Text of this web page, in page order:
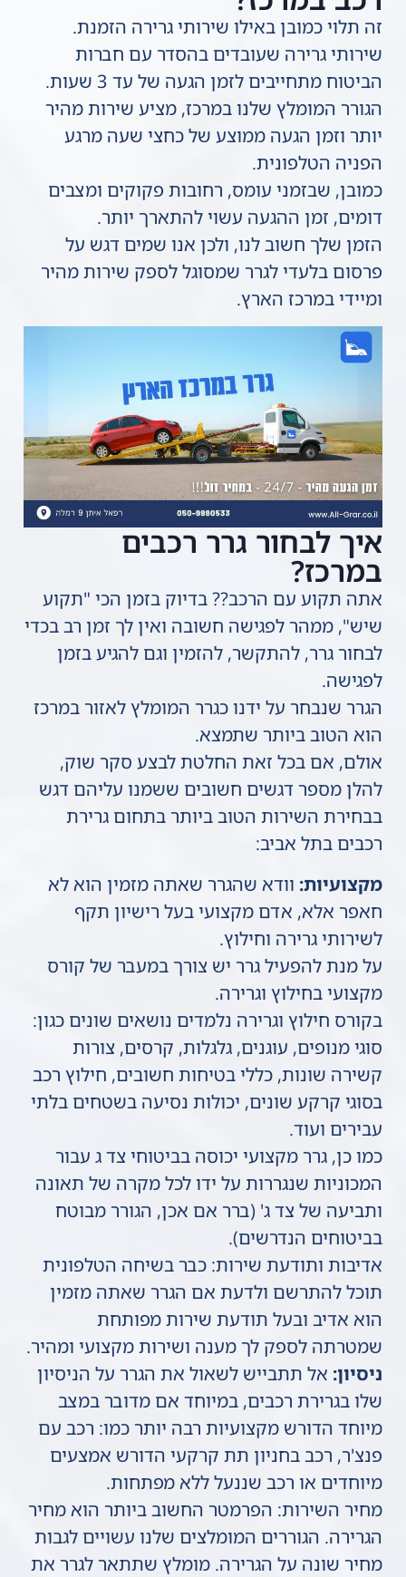
זה תלוי כמובן באילו שירותי גרירה הזמנת.
שירותי גרירה שעובדים בהסדר עם חברות
הביטוח מתחייבים לזמן הגעה של עד 3 שעות.
הגורר המומלץ שלנו במרכז, מציע שירות מהיר
יותר וזמן הגעה ממוצע של כחצי שעה מרגע
הפניה הטלפונית.
כמובן, שבזמני עומס, רחובות פקוקים ומצבים
דומים, זמן ההגעה עשוי להתארך יותר.
הזמן שלך חשוב לנו, ולכן אנו שמים דגש על
פרסום בלעדי לגרר שמסוגל לספק שירות מהיר
ומיידי במרכז הארץ.
איך לבחור גרר רכבים
במרכז?
אתה תקוע עם הרכב?? בדיוק בזמן הכי "תקוע
שיש", ממהר לפגישה חשובה ואין לך זמן רב בכדי
לבחור גרר, להתקשר, להזמין וגם להגיע בזמן
לפגישה.
הגרר שנבחר על ידנו כגרר המומלץ לאזור במרכז
הוא הטוב ביותר שתמצא.
אולם, אם בכל זאת החלטת לבצע סקר שוק,
להלן מספר דגשים חשובים ששמנו עליהם דגש
בבחירת השירות הטוב ביותר בתחום גרירת
רכבים בתל אביב:
מקצועיות: וודא שהגרר שאתה מזמין הוא לא
חאפר אלא, אדם מקצועי בעל רישיון תקף
לשירותי גרירה וחילוץ.
על מנת להפעיל גרר יש צורך במעבר של קורס
מקצועי בחילוץ וגרירה.
בקורס חילוץ וגרירה נלמדים נושאים שונים כגון:
סוגי מנופים, עוגנים, גלגלות, קרסים, צורות
קשירה שונות, כללי בטיחות חשובים, חילוץ רכב
בסוגי קרקע שונים, יכולות נסיעה בשטחים בלתי
עבירים ועוד.
כמו כן, גרר מקצועי יכוסה בביטוחי צד ג עבור
המכוניות שנגררות על ידו לכל מקרה של תאונה
ותביעה של צד ג' (ברר אם אכן, הגורר מבוטח
בביטוחים הנדרשים).
אדיבות ותודעת שירות: כבר בשיחה הטלפונית
תוכל להתרשם ולדעת אם הגרר שאתה מזמין
הוא אדיב ובעל תודעת שירות מפותחת
שמטרתה לספק לך מענה ושירות מקצועי ומהיר.
ניסיון: אל תתבייש לשאול את הגרר על הניסיון
שלו בגרירת רכבים, במיוחד אם מדובר במצב
מיוחד הדורש מקצועיות רבה יותר כמו: רכב עם
פנצ'ר, רכב בחניון תת קרקעי הדורש אמצעים
מיוחדים או רכב שננעל ללא מפתחות.
מחיר השירות: הפרמטר החשוב ביותר הוא מחיר
הגרירה. הגוררים המומלצים שלנו עשויים לגבות
מחיר שונה על הגרירה. מומלץ שתתאר לגרר את